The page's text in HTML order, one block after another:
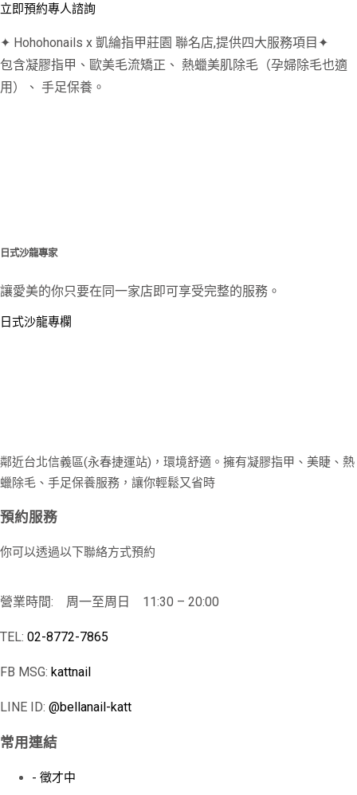
立即預約專人諮詢
✦ Hohohonails x 凱綸指甲莊園 聯名店,提供四大服務項目✦
包含凝膠指甲、歐美毛流矯正、 熱蠟美肌除毛（孕婦除毛也適
用）、 手足保養。
日式沙龍專家
讓愛美的你只要在同一家店即可享受完整的服務。
日式沙龍專欄
鄰近台北信義區(永春捷運站)，環境舒適。擁有凝膠指甲、美睫、熱
蠟除毛、手足保養服務，讓你輕鬆又省時
預約服務
你可以透過以下聯絡方式預約
營業時間: 周一至周日 11:30 – 20:00
TEL: 02-8772-7865
FB MSG: kattnail
LINE ID: @bellanail-katt
常用連結
- 徵才中